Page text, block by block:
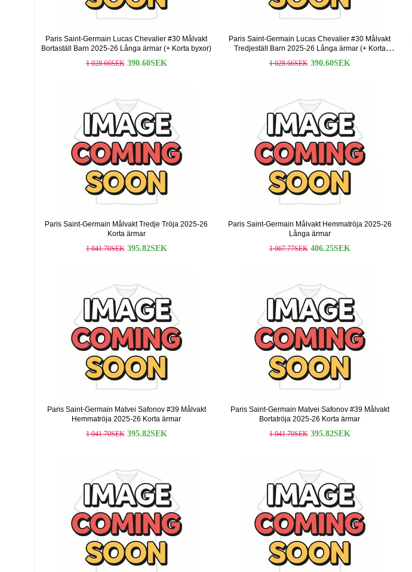
Paris Saint-Germain Lucas Chevalier #30 Målvakt
Bortaställ Barn 2025-26 Långa ärmar (+ Korta byxor)
1 028.66SEK 390.60SEK
Paris Saint-Germain Lucas Chevalier #30 Målvakt
Tredjeställ Barn 2025-26 Långa ärmar (+ Korta
byxor)
1 028.66SEK 390.60SEK
Paris Saint-Germain Målvakt Tredje Tröja 2025-26
Korta ärmar
1 041.70SEK 395.82SEK
Paris Saint-Germain Målvakt Hemmatröja 2025-26
Långa ärmar
1 067.77SEK 406.25SEK
Paris Saint-Germain Matvei Safonov #39 Målvakt
Hemmatröja 2025-26 Korta ärmar
1 041.70SEK 395.82SEK
Paris Saint-Germain Matvei Safonov #39 Målvakt
Bortatröja 2025-26 Korta ärmar
1 041.70SEK 395.82SEK